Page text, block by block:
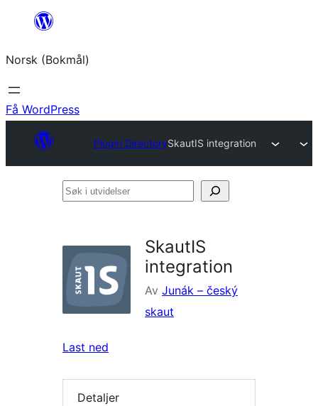
Hopp
innhold
Norsk (Bokmål)
Få WordPress
Plugin DirectorySkautIS integration
Søk
SkautIS
integration
Av Junák – český
skaut
Last ned
Detaljer